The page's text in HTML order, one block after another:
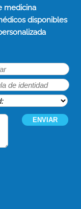
medicina
disponibles